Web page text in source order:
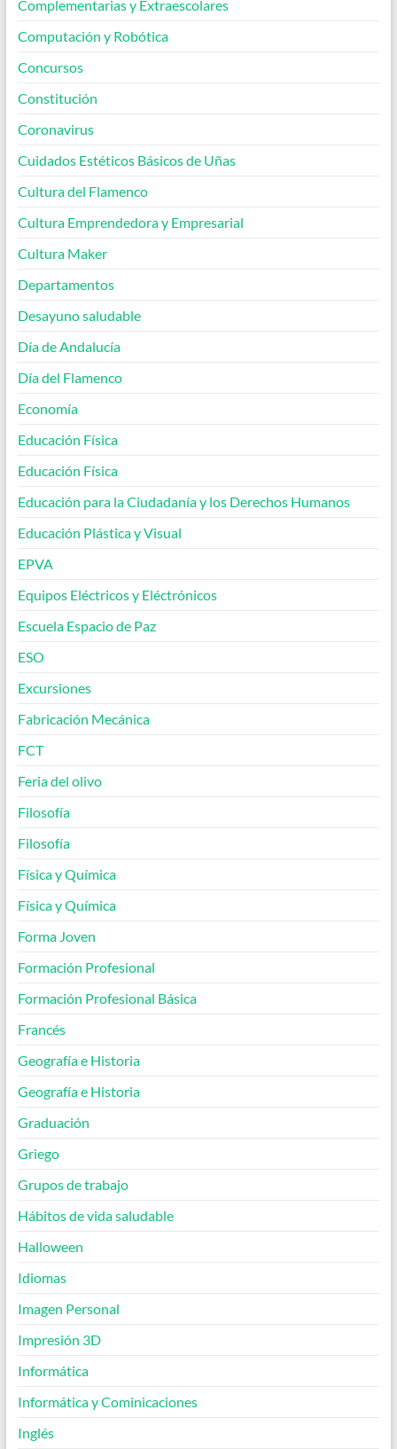
Complementarias y Extraescolares
Computación y Robótica
Concursos
Constitución
Coronavirus
Cuidados Estéticos Básicos de Uñas
Cultura del Flamenco
Cultura Emprendedora y Empresarial
Cultura Maker
Departamentos
Desayuno saludable
Día de Andalucía
Día del Flamenco
Economía
Educación Física
Educación Física
Educación para la Ciudadanía y los Derechos Humanos
Educación Plástica y Visual
EPVA
Equipos Eléctricos y Eléctrónicos
Escuela Espacio de Paz
ESO
Excursiones
Fabricación Mecánica
FCT
Feria del olivo
Filosofía
Filosofía
Física y Química
Física y Química
Forma Joven
Formación Profesional
Formación Profesional Básica
Francés
Geografía e Historia
Geografía e Historia
Graduación
Griego
Grupos de trabajo
Hábitos de vida saludable
Halloween
Idiomas
Imagen Personal
Impresión 3D
Informática
Informática y Cominicaciones
Inglés